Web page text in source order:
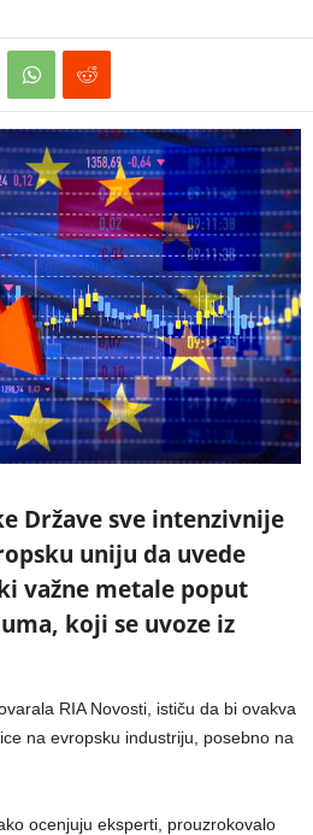
Države sve intenzivnije
uniju da uvede
važne metale poput
koji se uvoze iz
RIA Novosti, ističu da bi ovakva
na evropsku industriju, posebno na
ocenjuju eksperti, prouzrokovalo